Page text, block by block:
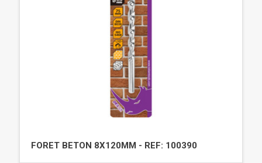
FORET BETON 8X120MM - REF: 100390